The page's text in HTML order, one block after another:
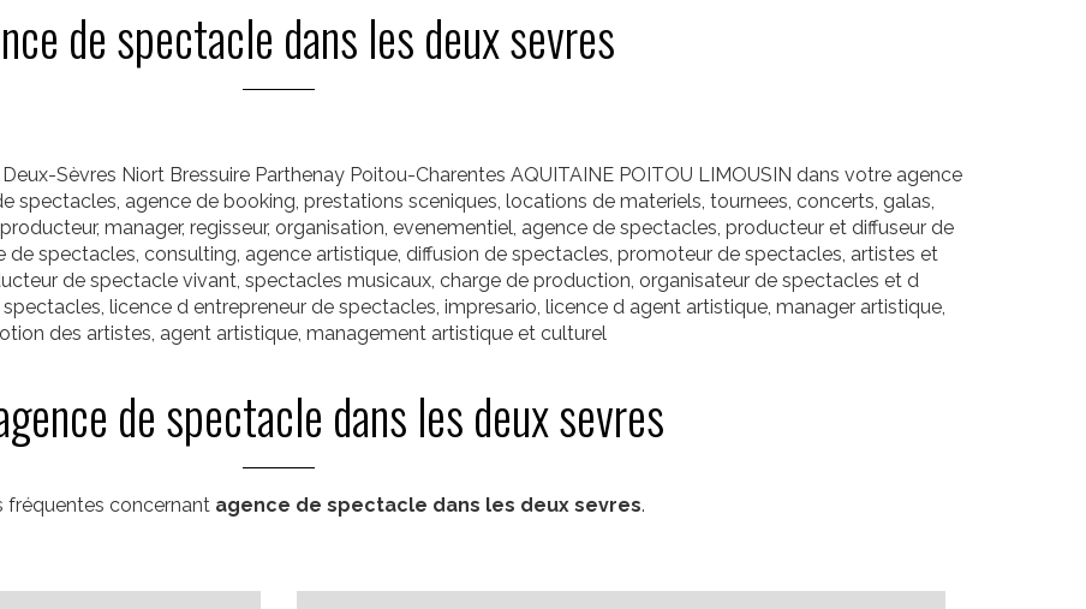
de spectacle dans les deux sevres
Sèvres Niort Bressuire Parthenay Poitou-Charentes AQUITAINE POITOU LIMOUSIN dans votre agence
spectacles, agence de booking, prestations sceniques, locations de materiels, tournees, concerts, galas,
manager, regisseur, organisation, evenementiel, agence de spectacles, producteur et diffuseur de
de spectacles, consulting, agence artistique, diffusion de spectacles, promoteur de spectacles, artistes et
de spectacle vivant, spectacles musicaux, charge de production, organisateur de spectacles et d
licence d entrepreneur de spectacles, impresario, licence d agent artistique, manager artistique,
des artistes, agent artistique, management artistique et culturel
de spectacle dans les deux sevres
fréquentes concernant agence de spectacle dans les deux sevres.